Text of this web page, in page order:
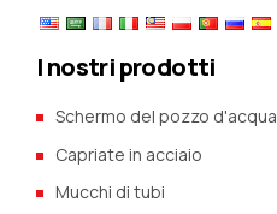
I nostri prodotti
Schermo del pozzo d'acqua
Capriate in acciaio
Mucchi di tubi